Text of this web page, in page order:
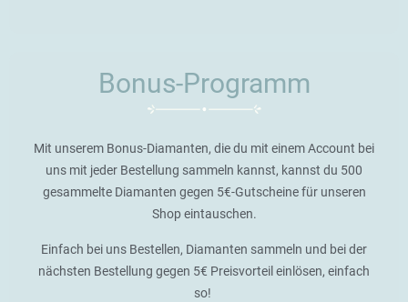
Bonus-Programm
Mit unserem Bonus-Diamanten, die du mit einem Account bei
uns mit jeder Bestellung sammeln kannst, kannst du 500
gesammelte Diamanten gegen 5€-Gutscheine für unseren
Shop eintauschen.
Einfach bei uns Bestellen, Diamanten sammeln und bei der
nächsten Bestellung gegen 5€ Preisvorteil einlösen, einfach
so!